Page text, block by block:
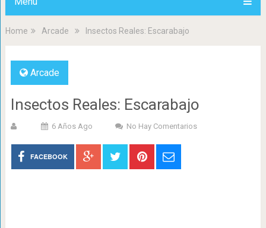
Home Arcade Insectos Reales: Escarabajo
Arcade
Insectos Reales: Escarabajo
6 Años Ago No Hay Comentarios
FACEBOOK